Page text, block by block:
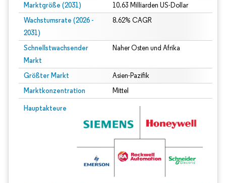
Marktgröße (2031) 10.63 Milliarden US-Dollar
Wachstumsrate (2026 -
2031)
8.62% CAGR
Schnellstwachsender
Markt
Naher Osten und Afrika
Größter Markt Asien-Pazifik
Marktkonzentration Mittel
Hauptakteure
Bild © Mordor Intelligence. Wiederverwendung erfordert Namensnennung